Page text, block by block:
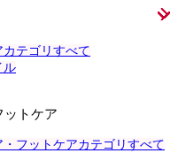
テゴリすべて
ル
ットケア
フットケアカテゴリすべて